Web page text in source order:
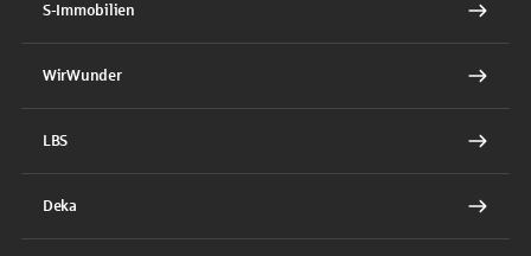
S-Immobilien
WirWunder
LBS
Deka